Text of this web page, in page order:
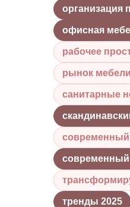
организация
офисная
рабочее
рынок мебели
санитарные
современный
современный
тренды 2025